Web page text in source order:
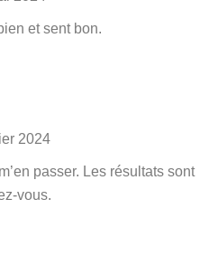
et sent bon.
2024
passer. Les résultats sont
vous.